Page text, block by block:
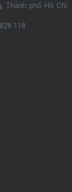
Thành phố Hồ Chí
118